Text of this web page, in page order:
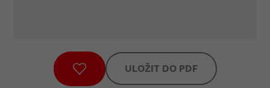
ULOŽIT DO PDF